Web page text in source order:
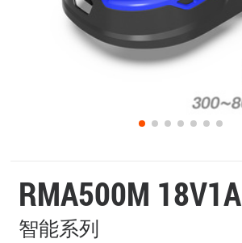
RMA500M 18V1A
智能系列